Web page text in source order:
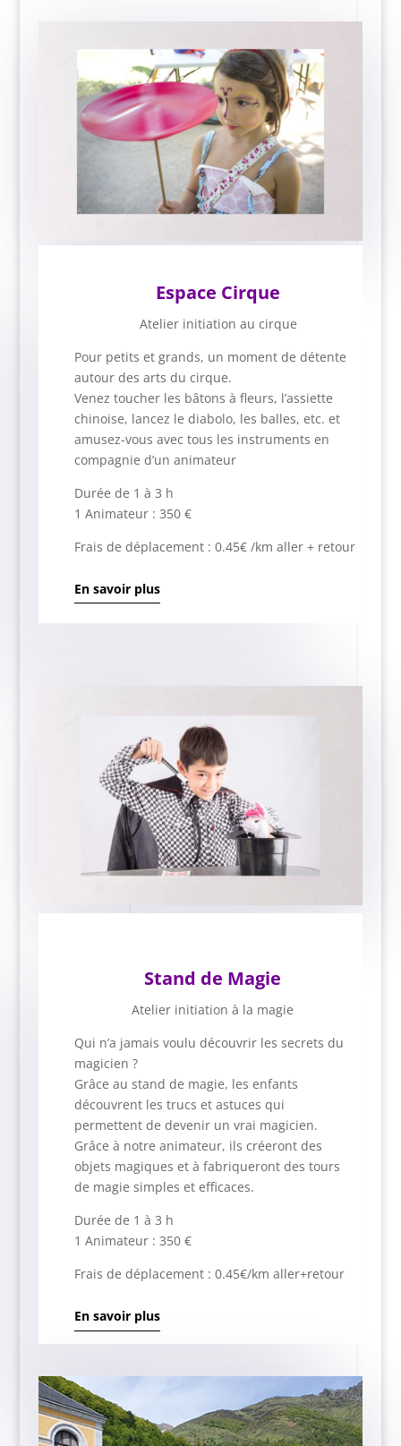
Espace Cirque
Atelier initiation au cirque
Pour petits et grands, un moment de détente
autour des arts du cirque.
Venez toucher les bâtons à fleurs, l’assiette
chinoise, lancez le diabolo, les balles, etc. et
amusez-vous avec tous les instruments en
compagnie d’un animateur
Durée de 1 à 3 h
1 Animateur : 350 €
Frais de déplacement : 0.45€ /km aller + retour
En savoir plus
Stand de Magie
Atelier initiation à la magie
Qui n’a jamais voulu découvrir les secrets du
magicien ?
Grâce au stand de magie, les enfants
découvrent les trucs et astuces qui
permettent de devenir un vrai magicien.
Grâce à notre animateur, ils créeront des
objets magiques et à fabriqueront des tours
de magie simples et efficaces.
Durée de 1 à 3 h
1 Animateur : 350 €
Frais de déplacement : 0.45€/km aller+retour
En savoir plus